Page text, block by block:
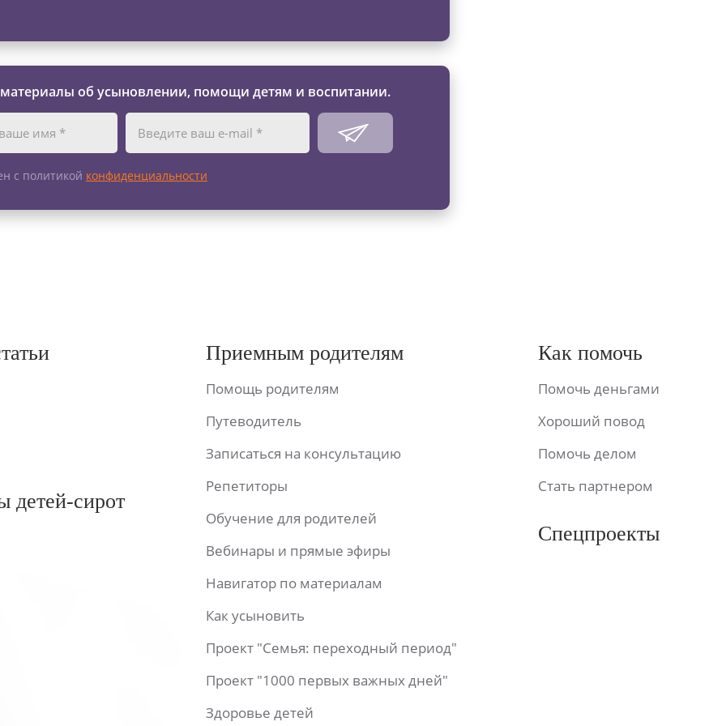
об усыновлении, помощи детям и воспитании.
с политикой конфиденциальности
детей-сирот
Приемным родителям
Помощь родителям
Путеводитель
Записаться на консультацию
Репетиторы
Обучение для родителей
Вебинары и прямые эфиры
Навигатор по материалам
Как усыновить
Проект "Семья: переходный период"
Проект "1000 первых важных дней"
Здоровье детей
Как помочь
Помочь деньгами
Хороший повод
Помочь делом
Стать партнером
Спецпроекты